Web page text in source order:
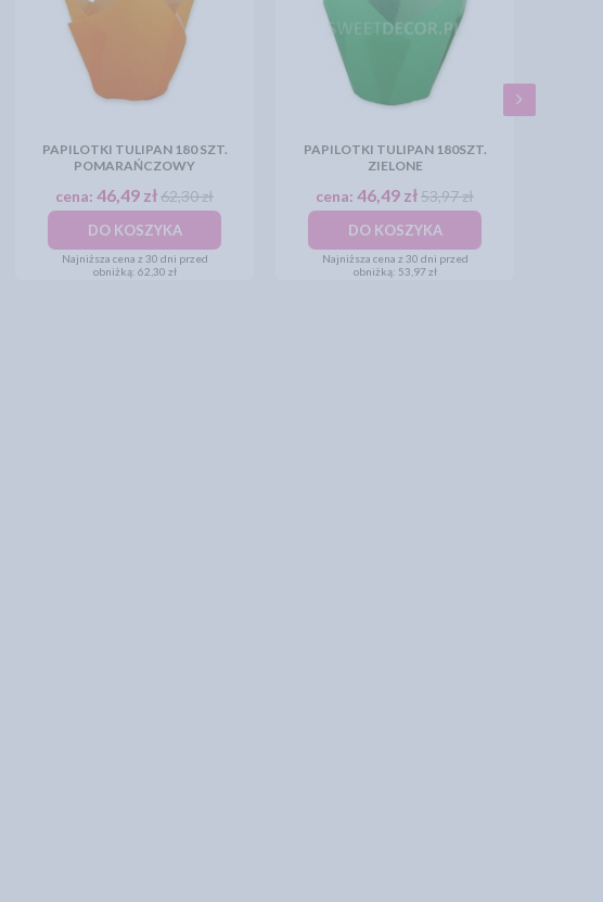
PAPILOTKI TULIPAN 180 SZT.
POMARAŃCZOWY
cena: 46,49 zł62,30 zł
DO KOSZYKA
Najniższa cena z 30 dni przed
obniżką: 62,30 zł
PAPILOTKI TULIPAN 180SZT.
ZIELONE
cena: 46,49 zł53,97 zł
DO KOSZYKA
Najniższa cena z 30 dni przed
obniżką: 53,97 zł